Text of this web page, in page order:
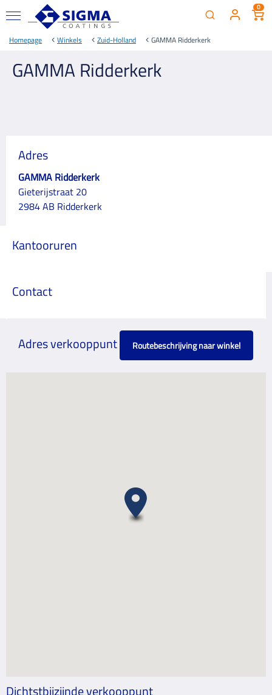
0
Homepage Winkels Zuid-Holland GAMMA Ridderkerk
GAMMA Ridderkerk
Adres
GAMMA Ridderkerk
Gieterijstraat 20
2984 AB Ridderkerk
Kantooruren
Contact
Adres verkooppunt Routebeschrijving naar winkel
Dichtstbijzijnde verkooppunt